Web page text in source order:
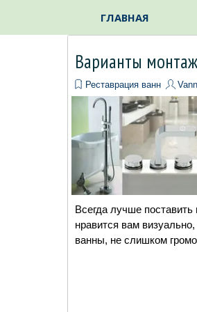
ГЛАВНАЯ
Варианты
Реставрация ванн
Всегда лучше
нравится вам
ванны, не слишком